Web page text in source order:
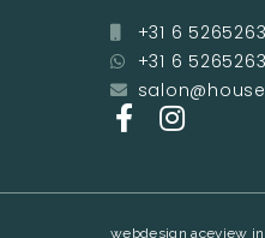
+31 6
+31 6
webdesign aceview